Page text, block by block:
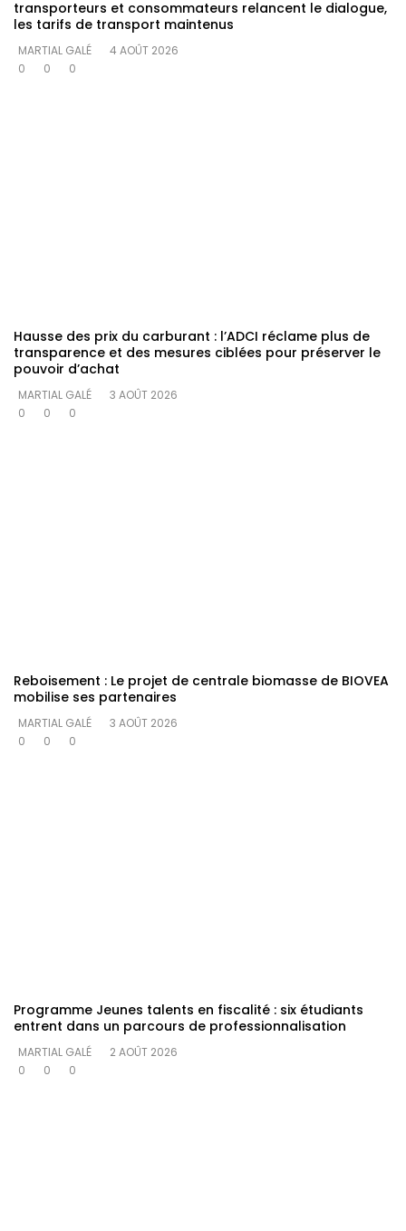
transporteurs et consommateurs relancent le dialogue,
les tarifs de transport maintenus
MARTIAL GALÉ
4 AOÛT 2026
0
0 0
Hausse des prix du carburant : l’ADCI réclame plus de
transparence et des mesures ciblées pour préserver le
pouvoir d’achat
MARTIAL GALÉ
3 AOÛT 2026
0
0 0
Reboisement : Le projet de centrale biomasse de BIOVEA
mobilise ses partenaires
MARTIAL GALÉ
3 AOÛT 2026
0
0 0
Programme Jeunes talents en fiscalité : six étudiants
entrent dans un parcours de professionnalisation
MARTIAL GALÉ
2 AOÛT 2026
0
0 0